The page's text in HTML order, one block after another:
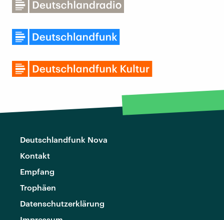
Deutschlandfunk Nova
Kontakt
Empfang
Trophäen
Datenschutzerklärung